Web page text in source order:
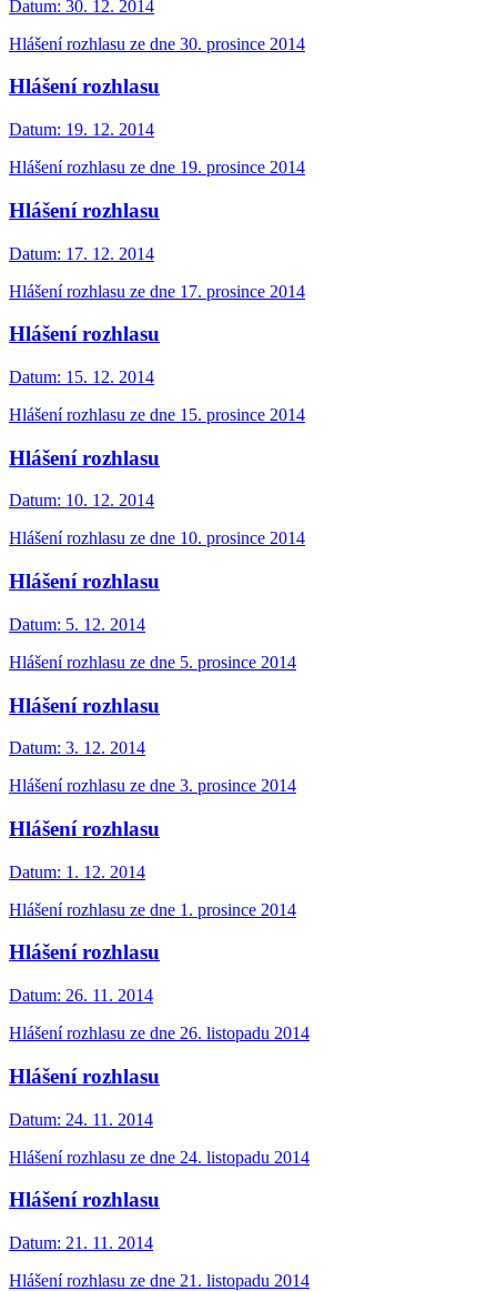
Datum: 30. 12. 2014
Hlášení rozhlasu ze dne 30. prosince 2014
Hlášení rozhlasu
Datum: 19. 12. 2014
Hlášení rozhlasu ze dne 19. prosince 2014
Hlášení rozhlasu
Datum: 17. 12. 2014
Hlášení rozhlasu ze dne 17. prosince 2014
Hlášení rozhlasu
Datum: 15. 12. 2014
Hlášení rozhlasu ze dne 15. prosince 2014
Hlášení rozhlasu
Datum: 10. 12. 2014
Hlášení rozhlasu ze dne 10. prosince 2014
Hlášení rozhlasu
Datum: 5. 12. 2014
Hlášení rozhlasu ze dne 5. prosince 2014
Hlášení rozhlasu
Datum: 3. 12. 2014
Hlášení rozhlasu ze dne 3. prosince 2014
Hlášení rozhlasu
Datum: 1. 12. 2014
Hlášení rozhlasu ze dne 1. prosince 2014
Hlášení rozhlasu
Datum: 26. 11. 2014
Hlášení rozhlasu ze dne 26. listopadu 2014
Hlášení rozhlasu
Datum: 24. 11. 2014
Hlášení rozhlasu ze dne 24. listopadu 2014
Hlášení rozhlasu
Datum: 21. 11. 2014
Hlášení rozhlasu ze dne 21. listopadu 2014